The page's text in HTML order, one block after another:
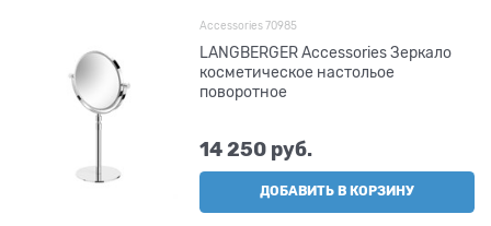
Accessories 70985
LANGBERGER Accessories Зеркало
косметическое настольое
поворотное
14 250 руб.
ДОБАВИТЬ В КОРЗИНУ